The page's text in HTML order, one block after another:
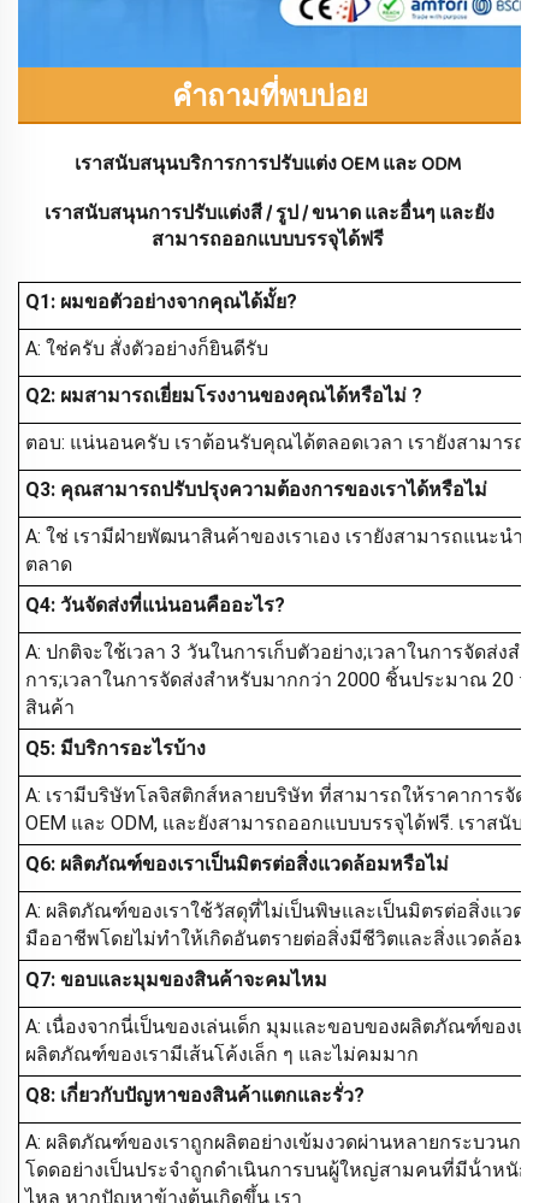
คำถามที่พบบ่อย
เราสนับสนุนบริการการปรับแต่ง OEM และ ODM
เราสนับสนุนการปรับแต่งสี / รูป / ขนาด และอื่นๆ และยัง
สามารถออกแบบบรรจุได้ฟรี
Q1: ผมขอตัวอย่างจากคุณได้มั้ย?
A: ใช่ครับ สั่งตัวอย่างก็ยินดีรับ
Q2: ผมสามารถเยี่ยมโรงงานของคุณได้หรือไม่ ?
ตอบ: แน่นอนครับ เราต้อนรับคุณได้ตลอดเวลา เรายังสามาร
Q3: คุณสามารถปรับปรุงความต้องการของเราได้หรือไม่
A: ใช่ เรามีฝ่ายพัฒนาสินค้าของเราเอง เรายังสามารถแนะนํ
ตลาด
Q4: วันจัดส่งที่แน่นอนคืออะไร?
A: ปกติจะใช้เวลา 3 วันในการเก็บตัวอย่าง;เวลาในการจัดส่ง
การ;เวลาในการจัดส่งสําหรับมากกว่า 2000 ชิ้นประมาณ 20
สินค้า
Q5: มีบริการอะไรบ้าง
A: เรามีบริษัทโลจิสติกส์หลายบริษัท ที่สามารถให้ราคาการจัด
OEM และ ODM, และยังสามารถออกแบบบรรจุได้ฟรี. เราสนั
Q6: ผลิตภัณฑ์ของเราเป็นมิตรต่อสิ่งแวดล้อมหรือไม่
A: ผลิตภัณฑ์ของเราใช้วัสดุที่ไม่เป็นพิษและเป็นมิตรต่อสิ่งแวด
มืออาชีพโดยไม่ทําให้เกิดอันตรายต่อสิ่งมีชีวิตและสิ่งแวดล้อม
Q7: ขอบและมุมของสินค้าจะคมไหม
A: เนื่องจากนี่เป็นของเล่นเด็ก มุมและขอบของผลิตภัณฑ์ของ
ผลิตภัณฑ์ของเรามีเส้นโค้งเล็ก ๆ และไม่คมมาก
Q8: เกี่ยวกับปัญหาของสินค้าแตกและรั่ว?
A: ผลิตภัณฑ์ของเราถูกผลิตอย่างเข้มงวดผ่านหลายกระบวนก
โดดอย่างเป็นประจําถูกดําเนินการบนผู้ใหญ่สามคนที่มีน้ําหนั
ไหล หากปัญหาข้างต้นเกิดขึ้น เรา